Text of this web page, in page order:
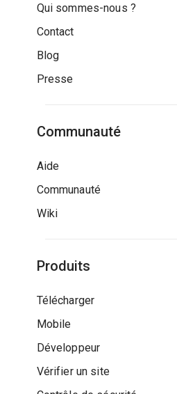
Qui sommes-nous ?
Contact
Blog
Presse
Communauté
Aide
Communauté
Wiki
Produits
Télécharger
Mobile
Développeur
Vérifier un site